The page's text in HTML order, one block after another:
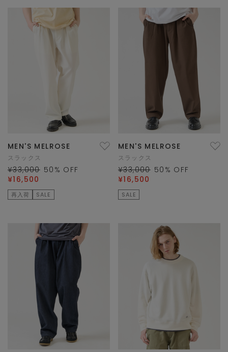
MEN'S MELROSE
スラックス
¥33,000 50 % OFF
¥16,500
再入荷 SALE
MEN'S MELROSE
スラックス
¥33,000 50 % OFF
¥16,500
SALE